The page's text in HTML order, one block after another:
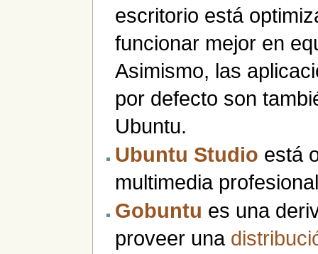
escritorio está
funcionar mejor en
Asimismo, las
por defecto son
Ubuntu.
Ubuntu Studio está
multimedia
Gobuntu es una
proveer una